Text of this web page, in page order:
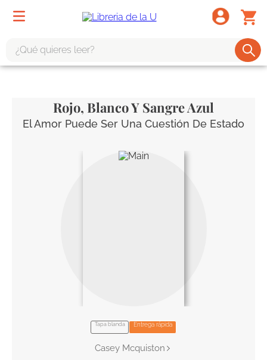
Rojo, Blanco Y Sangre Azul
El Amor Puede Ser Una Cuestión De Estado
Tapa blanda Entrega rápida
Casey Mcquiston
2.
tote bag -